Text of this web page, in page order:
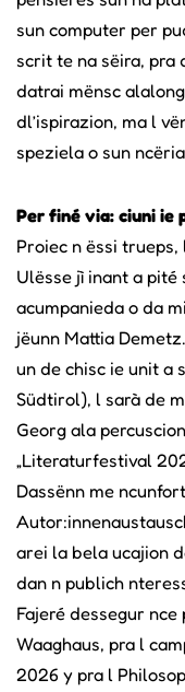
sun computer per
scrit te na sëira, pra
datrai mënsc
dl’ispirazion, ma l
speziela o sun
Per finé via: ciuni ie
Proiec n ëssi
Ulësse jì inant a pité
acumpanieda o da
jëunn Mattia
un de chisc ie unit a
Südtirol), l sarà de
Georg ala
„Literaturfestival
Dassënn me
arei la bela ucajion
dan n publich
Fajeré dessegur
Waaghaus, pra l
2026 y pra l